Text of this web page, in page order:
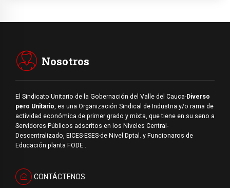
Nosotros
El Sindicato Unitario de la Gobernación del Valle del Cauca-Diverso
pero Unitario, es una Organización Sindical de Industria y/o rama de
actividad económica de primer grado y mixta, que tiene en su seno a
Servidores Públicos adscritos en los Niveles Central-
Descentralizado, EICES-ESES-de Nivel Dptal. y Funcionaros de
Educación planta FODE .
CONTÁCTENOS